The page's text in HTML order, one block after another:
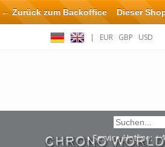
| EUR GBP USD
Service Hotline:
← Zurück zum BackofficeDieser Shop
Eventuell können nicht alle